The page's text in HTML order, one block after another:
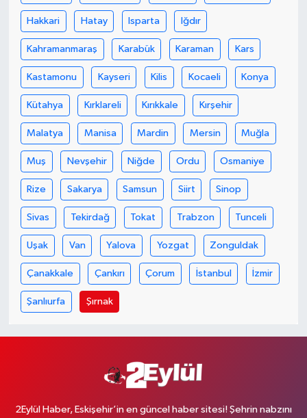
Hakkari Hatay Isparta Iğdır
Kahramanmaraş Karabük Karaman Kars
Kastamonu Kayseri Kilis Kocaeli Konya
Kütahya Kırklareli Kırıkkale Kırşehir
Malatya Manisa Mardin Mersin Muğla
Muş Nevşehir Niğde Ordu Osmaniye
Rize Sakarya Samsun Siirt Sinop
Sivas Tekirdağ Tokat Trabzon Tunceli
Uşak Van Yalova Yozgat Zonguldak
Çanakkale Çankırı Çorum İstanbul İzmir
Şanlıurfa Şırnak
2Eylül Haber, Eskişehir’in en güncel haber sitesi! Şehrin nabzını